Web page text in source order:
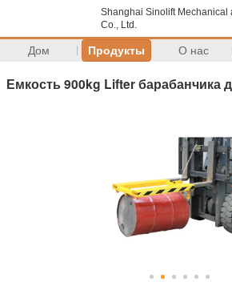
Shanghai Sinolift Mechanical
Co., Ltd.
Дом Продукты О нас
Емкость 900kg Lifter барабанчика